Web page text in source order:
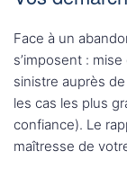
Face à un
s’imposent :
sinistre auprès
les cas les plus
confiance). Le
maîtresse de